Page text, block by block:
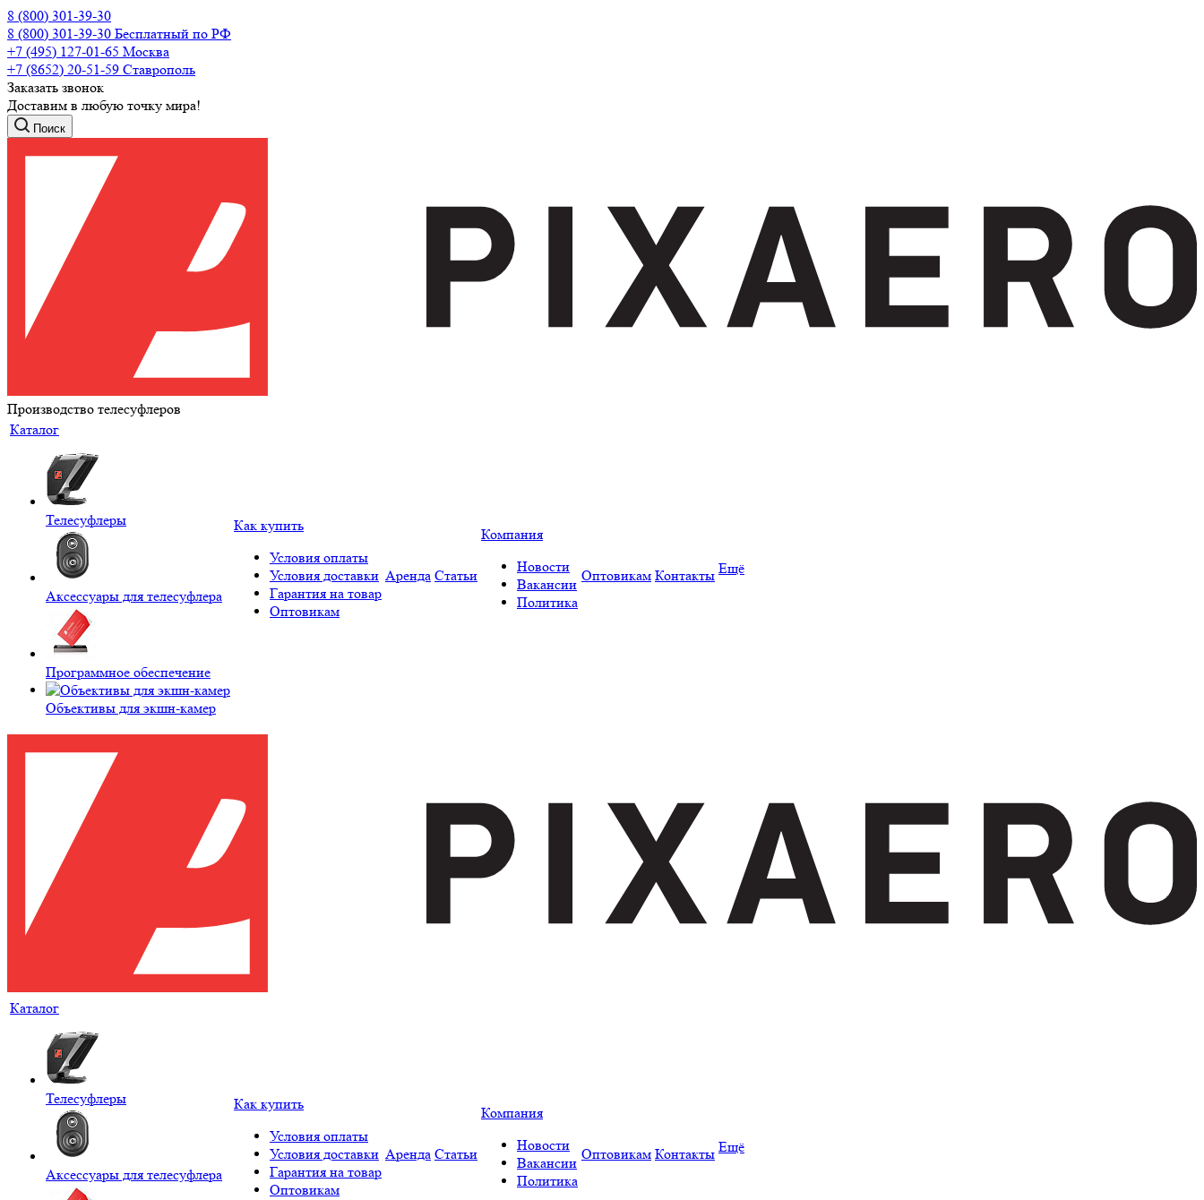
8 (800) 301-39-30
8 (800) 301-39-30 Бесплатный по РФ
+7 (495) 127-01-65 Москва
+7 (8652) 20-51-59 Ставрополь
Заказать звонок
Доставим в любую точку мира!
Поиск
Производство телесуфлеров
Каталог
Телесуфлеры
Аксессуары для телесуфлера
Программное обеспечение
Объективы для экшн-камер
Как купить
Условия оплаты
Условия доставки
Гарантия на товар
Оптовикам
Аренда Статьи
Компания
Новости
Вакансии
Политика
Оптовикам Контакты Ещё
Каталог
Телесуфлеры
Аксессуары для телесуфлера
Как купить
Условия оплаты
Условия доставки
Гарантия на товар
Оптовикам
Аренда Статьи
Компания
Новости
Вакансии
Политика
Оптовикам Контакты Ещё